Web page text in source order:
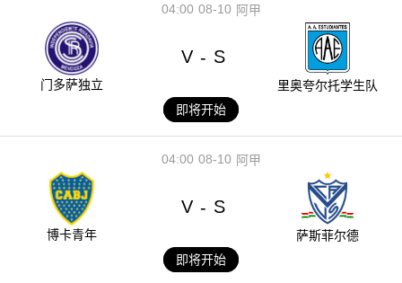
08-10
04:00 阿甲
门多萨独立
V - S
里奥夸尔托学生队
即将开始
08-10
04:00 阿甲
博卡青年
V - S
萨斯菲尔德
即将开始